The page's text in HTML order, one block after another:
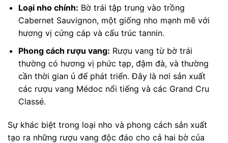
Loại nho chính: Bờ trái tập trung vào trồng
Cabernet Sauvignon, một giống nho mạnh mẽ với
hương vị cứng cáp và cấu trúc tannin.
Phong cách rượu vang: Rượu vang từ bờ trái
thường có hương vị phức tạp, đậm đà, và thường
cần thời gian ủ để phát triển. Đây là nơi sản xuất
các rượu vang Médoc nổi tiếng và các Grand Cru
Classé.
Sự khác biệt trong loại nho và phong cách sản xuất
tạo ra những rượu vang độc đáo cho cả hai bờ của